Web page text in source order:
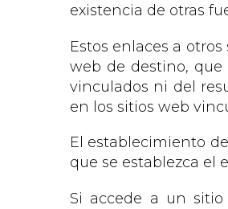
existencia de otras
Estos enlaces a
web de destino,
vinculados ni del
en los sitios web
El establecimiento
que se establezca el
Si accede a un